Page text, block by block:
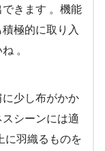
きます 。機能
極的に取り入
。
少し布がかか
シーンには適
に羽織るものを